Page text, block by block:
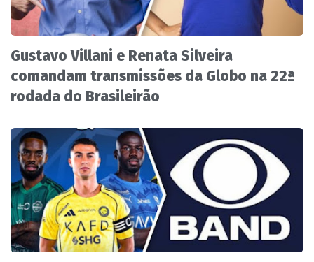
Gustavo Villani e Renata Silveira
comandam transmissões da Globo na 22ª
rodada do Brasileirão